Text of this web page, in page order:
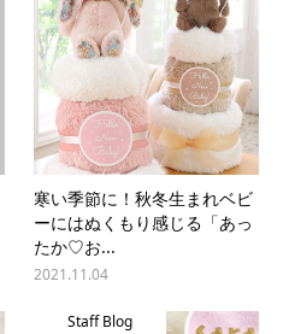
寒い季節に！秋冬生まれベビ
ーにはぬくもり感じる「あっ
たか♡お...
2021.11.04
Staff Blog